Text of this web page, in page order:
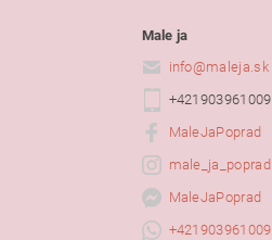
Male ja
info@maleja.sk
+421903961009
MaleJaPoprad
male_ja_poprad
MaleJaPoprad
+421903961009